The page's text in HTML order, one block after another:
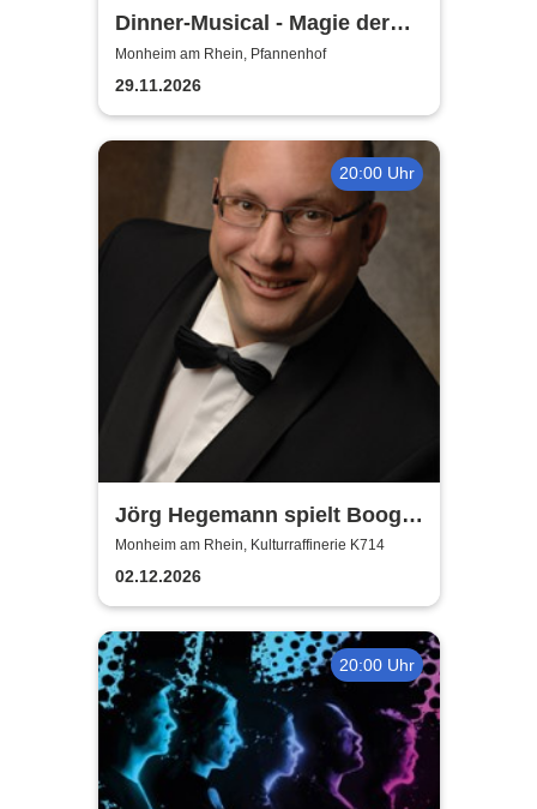
Dinner-Musical - Magie der
Melodie
Monheim am Rhein, Pfannenhof
29.11.2026
20:00 Uhr
Jörg Hegemann spielt Boogie
Woogie
Monheim am Rhein, Kulturraffinerie K714
02.12.2026
20:00 Uhr